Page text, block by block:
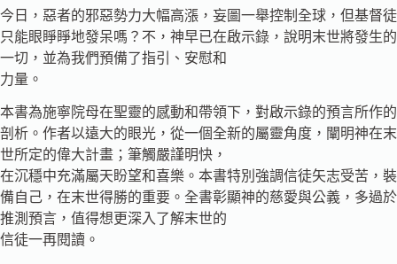
今日，惡者的邪惡勢力大幅高漲，妄圖一舉控制全球，但基督徒
只能眼睜睜地發呆嗎？不，神早已在啟示錄，說明末世將發生的
一切，並為我們預備了指引、安慰和
力量。
本書為施寧院母在聖靈的感動和帶領下，對啟示錄的預言所作的
剖析。作者以遠大的眼光，從一個全新的屬靈角度，闡明神在末
世所定的偉大計畫；筆觸嚴謹明快，
在沉穩中充滿屬天盼望和喜樂。本書特別強調信徒矢志受苦，裝
備自己，在末世得勝的重要。全書彰顯神的慈愛與公義，多過於
推測預言，值得想更深入了解末世的
信徒一再閱讀。